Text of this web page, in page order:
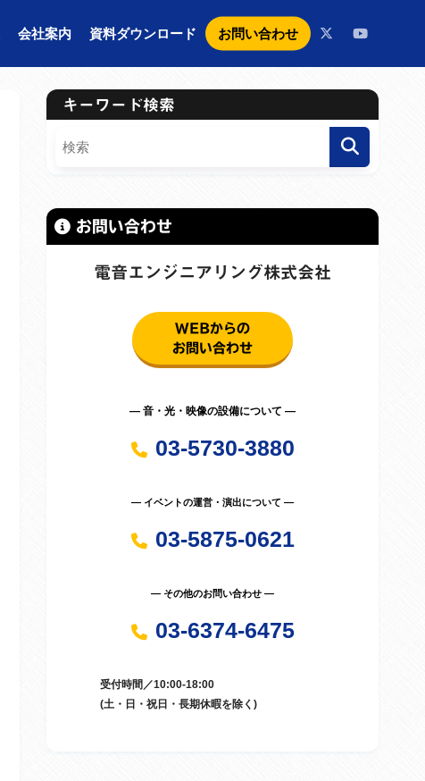
会社案内 資料ダウンロード お問い合わせ
キーワード検索
お問い合わせ
電音エンジニアリング株式会社
WEBからの
お問い合わせ
― 音・光・映像の設備について ―
03-5730-3880
― イベントの運営・演出について ―
03-5875-0621
― その他のお問い合わせ ―
03-6374-6475
受付時間／10:00-18:00
(土・日・祝日・長期休暇を除く)